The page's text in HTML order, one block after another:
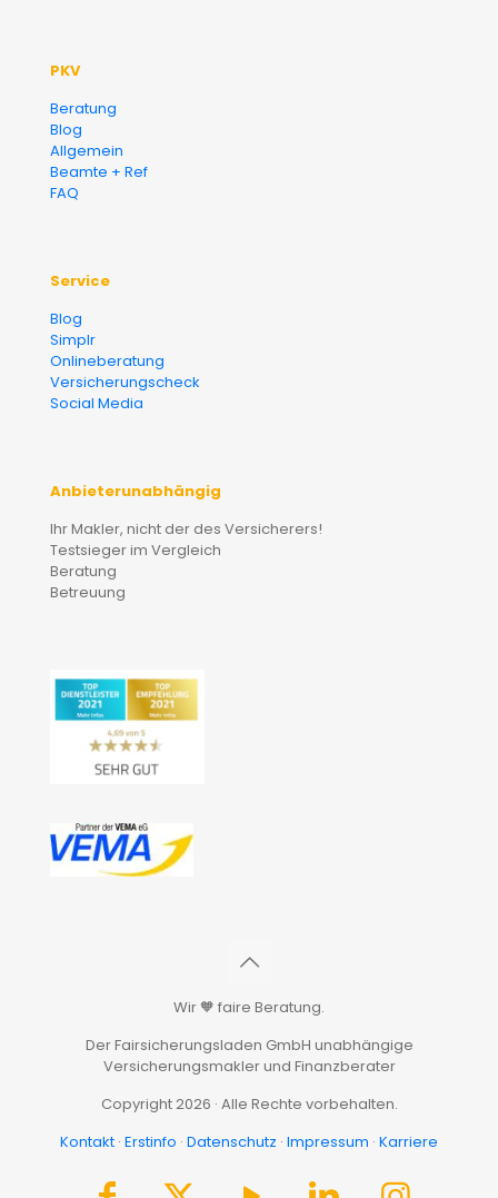
PKV
Beratung
Blog
Allgemein
Beamte + Ref
FAQ
Service
Blog
Simplr
Onlineberatung
Versicherungscheck
Social Media
Anbieterunabhängig
Ihr Makler, nicht der des Versicherers!
Testsieger im Vergleich
Beratung
Betreuung
Wir 🧡 faire Beratung.
Der Fairsicherungsladen GmbH unabhängige
Versicherungsmakler und Finanzberater
Copyright 2026 · Alle Rechte vorbehalten.
Kontakt · Erstinfo · Datenschutz · Impressum · Karriere